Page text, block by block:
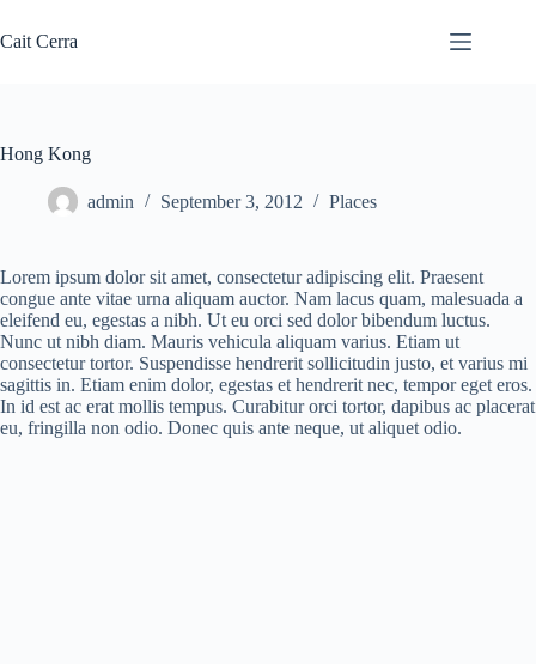
to
content
Cait Cerra
Hong Kong
admin September 3, 2012 Places
Lorem ipsum dolor sit amet, consectetur adipiscing elit. Praesent
congue ante vitae urna aliquam auctor. Nam lacus quam, malesuada a
eleifend eu, egestas a nibh. Ut eu orci sed dolor bibendum luctus.
Nunc ut nibh diam. Mauris vehicula aliquam varius. Etiam ut
consectetur tortor. Suspendisse hendrerit sollicitudin justo, et varius mi
sagittis in. Etiam enim dolor, egestas et hendrerit nec, tempor eget eros.
In id est ac erat mollis tempus. Curabitur orci tortor, dapibus ac placerat
eu, fringilla non odio. Donec quis ante neque, ut aliquet odio.